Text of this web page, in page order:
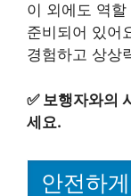
이 외에도 역
준비되어 있어
경험하고 상상
✅ 보행자와의
세요.
안전하